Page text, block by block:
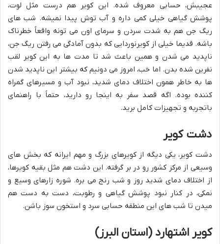
عجیبش، حسابی معروف شده. این کویر هم درست مثل لوت،
پوشش گیاهی خیلی کمی داره و آب توش پیدا نمیشه. شب های
ریگ جن هم به شدت سردن و سرمای اون می تونه واقعاً خطرناک
باشه. قدیما خیلی از کویرنوردایی که بدون آمادگی می رفتن ریگ جن،
ناپدید می شدن و همین باعث شد تا مدت ها به این کویر لقب
نفرین شده بدن. اما خب، امروز می دونیم که بیشتر این ناپدید شدن
ها به خاطر همون اختلاف دمای شدید، نبود آب و مسیرهای گمراه
کننده بوده. اگه قصد سفر به اینجا رو دارید، حتماً با راهنمای
باتجربه و تجهیزات کامل برید.
دشت کویر
دشت کویر، یکی دیگه از کویرهای بزرگ و مهم ایرانه که بخش های
وسیعی از مرکز کشور رو در بر گرفته. این دشت هم مثل بقیه کویرها،
از اختلاف دمای شدید روز و شب رنج می بره. شوره زارهای وسیع و
نمکی، در کنار نبود پوشش گیاهی و رطوبت، دست به دست هم
میدن تا شب های این منطقه حسابی سرد و استخون سوز باشن.
کویر اشتهارد (استان البرز)